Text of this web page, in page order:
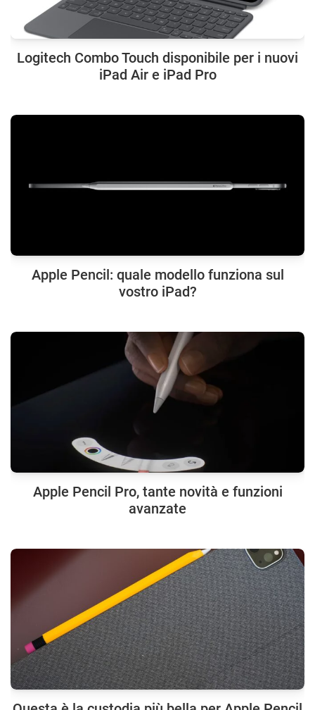
Logitech Combo Touch disponibile per i nuovi
iPad Air e iPad Pro
Apple Pencil: quale modello funziona sul
vostro iPad?
Apple Pencil Pro, tante novità e funzioni
avanzate